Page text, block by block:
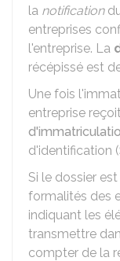
la notification
entreprises
l'entreprise. La
récépissé est
Une fois
entreprise
d'identification (
Si le dossier
formalités des
indiquant les
transmettre
compter de la